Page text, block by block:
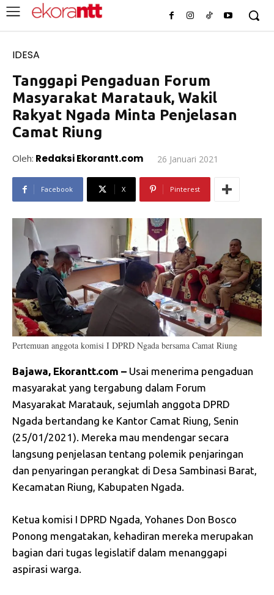
IDESA
Tanggapi Pengaduan Forum
Masyarakat Maratauk, Wakil
Rakyat Ngada Minta Penjelasan
Camat Riung
Oleh: Redaksi Ekorantt.com 26 Januari 2021
Facebook X Pinterest
Pertemuan anggota komisi I DPRD Ngada bersama Camat Riung
Bajawa, Ekorantt.com – Usai menerima pengaduan
masyarakat yang tergabung dalam Forum
Masyarakat Maratauk, sejumlah anggota DPRD
Ngada bertandang ke Kantor Camat Riung, Senin
(25/01/2021). Mereka mau mendengar secara
langsung penjelasan tentang polemik penjaringan
dan penyaringan perangkat di Desa Sambinasi Barat,
Kecamatan Riung, Kabupaten Ngada.
Ketua komisi I DPRD Ngada, Yohanes Don Bosco
Ponong mengatakan, kehadiran mereka merupakan
bagian dari tugas legislatif dalam menanggapi
aspirasi warga.